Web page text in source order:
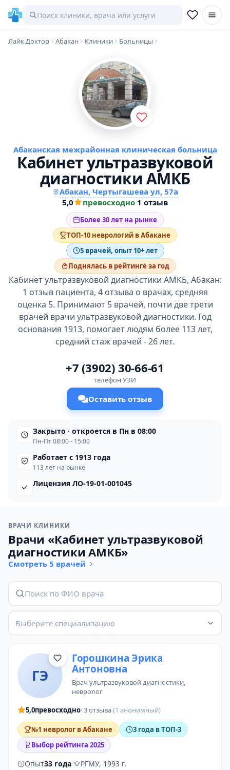
Лайк.Доктор Абакан Клиники Больницы
Абаканская межрайонная клиническая больница
Кабинет ультразвуковой
диагностики АМКБ
Абакан, Чертыгашева ул, 57а
5,0
превосходно·1 отзыв
Более 30 лет на рынке
ТОП-10 неврологий в Абакане
5 врачей, опыт 10+ лет
Поднялась в рейтинге за год
Кабинет ультразвуковой диагностики АМКБ, Абакан:
1 отзыв пациента, 4 отзыва о врачах, средняя
оценка 5. Принимают 5 врачей, почти две трети
врачей врачи ультразвуковой диагностики. Год
основания 1913, помогает людям более 113 лет,
средний стаж врачей - 26 лет.
+7 (3902) 30-66-61
телефон УЗИ
Оставить отзыв
Закрыто · откроется в Пн в 08:00
Пн-Пт 08:00 - 15:00
Работает с 1913 года
113 лет на рынке
Лицензия ЛО-19-01-001045
ВРАЧИ КЛИНИКИ
Врачи «Кабинет ультразвуковой
диагностики АМКБ»
Смотреть 5 врачей
Выберите специализацию
ГЭ
Горошкина Эрика
Антоновна
врач ультразвуковой диагностики,
невролог
5,0превосходно· 3 отзыва(1 анонимный)
№1 невролог в Абакане
3 года в ТОП-3
Выбор рейтинга 2025
Опыт33 года· РГМУ, 1993 г.